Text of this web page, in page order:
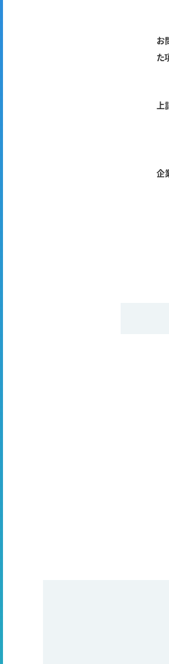
お
た
上
企